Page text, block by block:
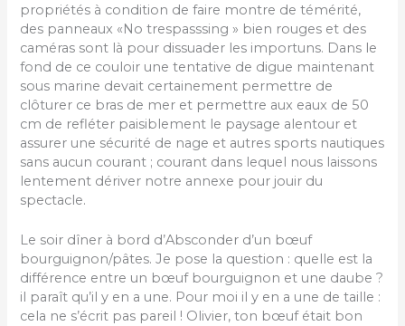
propriétés à condition de faire montre de témérité,
des panneaux «No trespasssing » bien rouges et des
caméras sont là pour dissuader les importuns. Dans le
fond de ce couloir une tentative de digue maintenant
sous marine devait certainement permettre de
clôturer ce bras de mer et permettre aux eaux de 50
cm de refléter paisiblement le paysage alentour et
assurer une sécurité de nage et autres sports nautiques
sans aucun courant ; courant dans lequel nous laissons
lentement dériver notre annexe pour jouir du
spectacle.
Le soir dîner à bord d’Absconder d’un bœuf
bourguignon/pâtes. Je pose la question : quelle est la
différence entre un bœuf bourguignon et une daube ?
il paraît qu’il y en a une. Pour moi il y en a une de taille :
cela ne s’écrit pas pareil ! Olivier, ton bœuf était bon